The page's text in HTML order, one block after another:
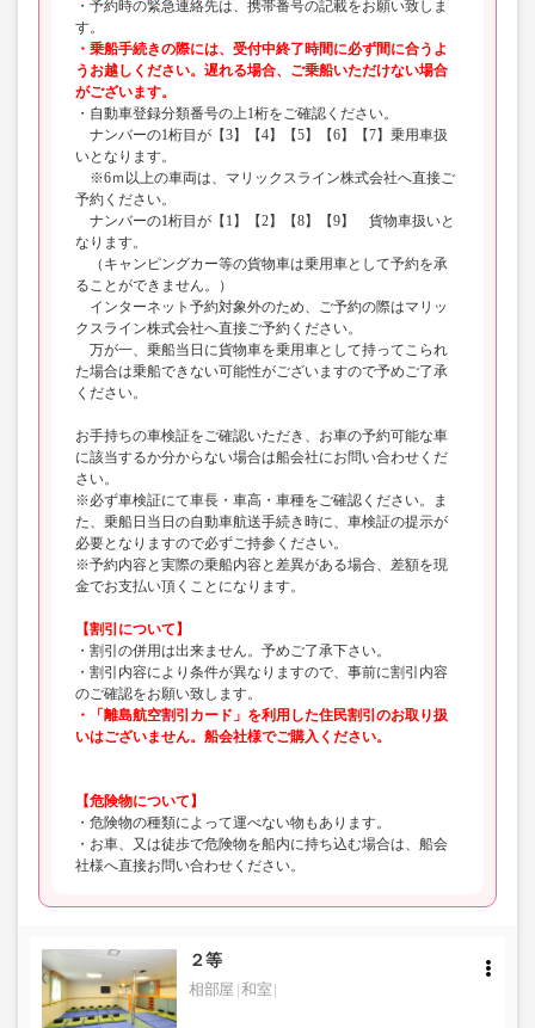
・予約時の緊急連絡先は、携帯番号の記載をお願い致しま
す。
・乗船手続きの際には、受付中終了時間に必ず間に合うよ
うお越しください。遅れる場合、ご乗船いただけない場合
がございます。
・自動車登録分類番号の上1桁をご確認ください。
ナンバーの1桁目が【3】【4】【5】【6】【7】乗用車扱
いとなります。
※6ｍ以上の車両は、マリックスライン株式会社へ直接ご
予約ください。
ナンバーの1桁目が【1】【2】【8】【9】 貨物車扱いと
なります。
（キャンピングカー等の貨物車は乗用車として予約を承
ることができません。）
インターネット予約対象外のため、ご予約の際はマリッ
クスライン株式会社へ直接ご予約ください。
万が一、乗船当日に貨物車を乗用車として持ってこられ
た場合は乗船できない可能性がございますので予めご了承
ください。
お手持ちの車検証をご確認いただき、お車の予約可能な車
に該当するか分からない場合は船会社にお問い合わせくだ
さい。
※必ず車検証にて車長・車高・車種をご確認ください。ま
た、乗船日当日の自動車航送手続き時に、車検証の提示が
必要となりますので必ずご持参ください。
※予約内容と実際の乗船内容と差異がある場合、差額を現
金でお支払い頂くことになります。
【割引について】
・割引の併用は出来ません。予めご了承下さい。
・割引内容により条件が異なりますので、事前に割引内容
のご確認をお願い致します。
・「離島航空割引カード」を利用した住民割引のお取り扱
いはございません。船会社様でご購入ください。
【危険物について】
・危険物の種類によって運べない物もあります。
・お車、又は徒歩で危険物を船内に持ち込む場合は、船会
社様へ直接お問い合わせください。
２等
相部屋 和室